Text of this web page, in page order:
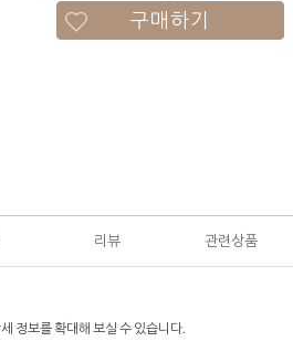
구매하기
리뷰 관련상품
정보를 확대해 보실 수 있습니다.